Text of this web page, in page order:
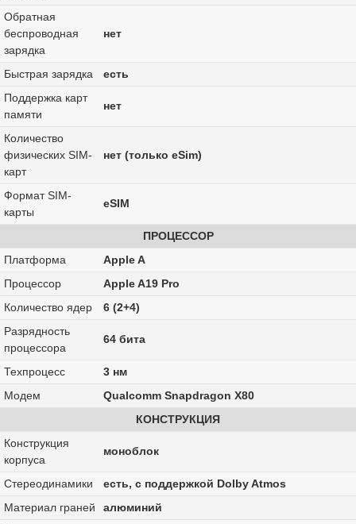
Обратная
беспроводная
зарядка
нет
Быстрая зарядка
есть
Поддержка карт
памяти
нет
Количество
физических SIM-
карт
нет (только eSim)
Формат SIM-
карты
eSIM
ПРОЦЕССОР
Платформа
Apple A
Процессор
Apple A19 Pro
Количество ядер
6 (2+4)
Разрядность
процессора
64 бита
Техпроцесс
3 нм
Модем
Qualcomm Snapdragon X80
КОНСТРУКЦИЯ
Конструкция
корпуса
моноблок
Стереодинамики
есть, с поддержкой Dolby Atmos
Материал граней
алюминий